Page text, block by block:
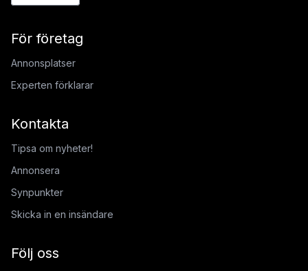
För företag
Annonsplatser
Experten förklarar
Kontakta
Tipsa om nyheter!
Annonsera
Synpunkter
Skicka in en insändare
Följ oss